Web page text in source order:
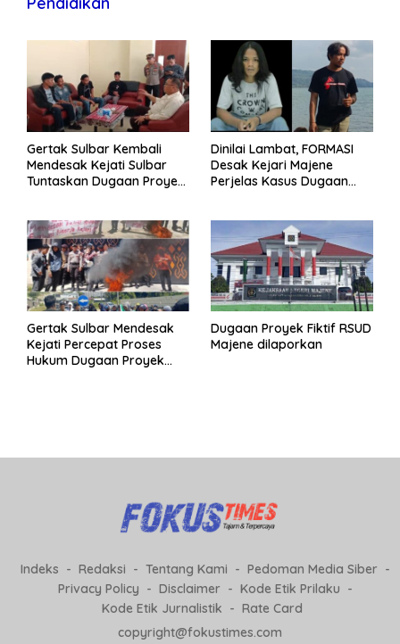
Gertak Sulbar Kembali
Mendesak Kejati Sulbar
Tuntaskan Dugaan Proyek
Dinilai Lambat, FORMASI
Desak Kejari Majene
Perjelas Kasus Dugaan
Gertak Sulbar Mendesak
Kejati Percepat Proses
Hukum Dugaan Proyek
Dugaan Proyek Fiktif RSUD
Majene dilaporkan
Indeks Redaksi Tentang Kami
Pedoman Media Siber
Privacy Policy
Disclaimer
Kode Etik Prilaku
Kode Etik Jurnalistik
Rate Card
copyright@fokustimes.com